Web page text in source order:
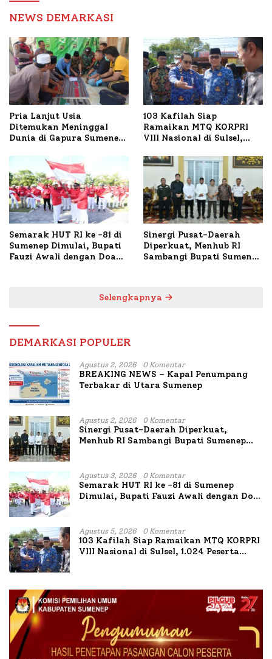
NEWS DEMARKASI
Pria Lanjut Usia
Ditemukan Meninggal
Dunia di Gapura Sumenep,
103 Kafilah Siap
Ramaikan MTQ KORPRI
VIII Nasional di Sulsel,
Semarak HUT RI ke -81 di
Sumenep Dimulai, Bupati
Fauzi Awali dengan Doa
Sinergi Pusat-Daerah
Diperkuat, Menhub RI
Sambangi Bupati Sumenep
Selengkapnya
DEMARKASI POPULER
Agustus 2, 2026 0 Komentar
BREAKING NEWS – Kapal Penumpang
Terbakar di Utara Sumenep
Agustus 2, 2026 0 Komentar
Sinergi Pusat-Daerah Diperkuat,
Menhub RI Sambangi Bupati Sumenep
Agustus 3, 2026 0 Komentar
Semarak HUT RI ke -81 di Sumenep
Dimulai, Bupati Fauzi Awali dengan Doa
Agustus 5, 2026 0 Komentar
103 Kafilah Siap Ramaikan MTQ KORPRI
VIII Nasional di Sulsel, 1.024 Peserta